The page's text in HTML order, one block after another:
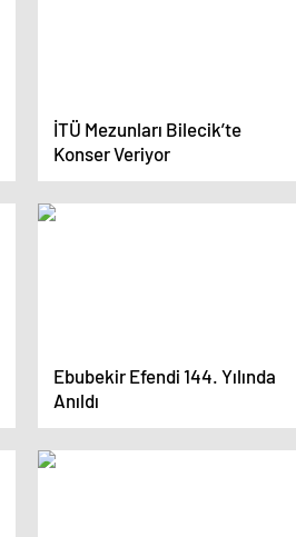
İTÜ Mezunları Bilecik’te
Konser Veriyor
Ebubekir Efendi 144. Yılında
Anıldı